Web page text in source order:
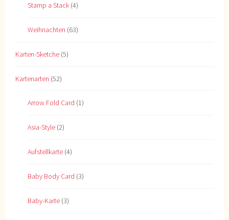
Stamp a Stack (4)
Weihnachten (63)
Karten-Sketche (5)
Kartenarten (52)
Arrow Fold Card (1)
Asia-Style (2)
Aufstellkarte (4)
Baby Body Card (3)
Baby-Karte (3)